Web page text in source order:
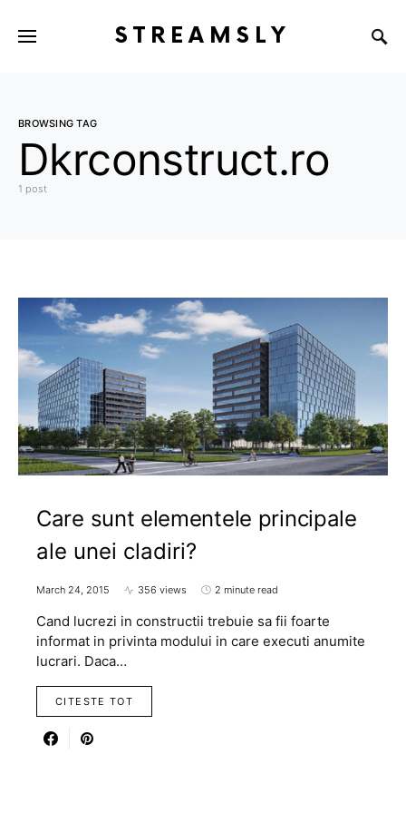
STREAMSLY
BROWSING TAG
Dkrconstruct.ro
1 post
Care sunt elementele principale
ale unei cladiri?
March 24, 2015 356 views 2 minute read
Cand lucrezi in constructii trebuie sa fii foarte
informat in privinta modului in care executi anumite
lucrari. Daca…
CITESTE TOT